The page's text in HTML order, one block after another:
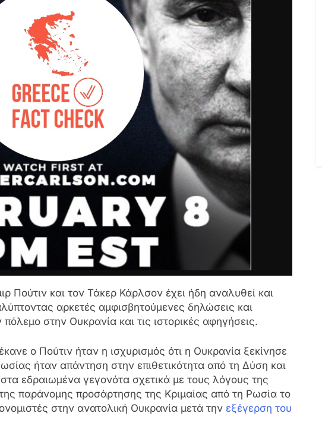
Πούτιν και τον Τάκερ Κάρλσον έχει ήδη αναλυθεί και
αρκετές αμφισβητούμενες δηλώσεις και
πόλεμο στην Ουκρανία και τις ιστορικές αφηγήσεις.
ο Πούτιν ήταν η ισχυρισμός ότι η Ουκρανία ξεκίνησε
ήταν απάντηση στην επιθετικότητα από τη Δύση και
στα εδραιωμένα γεγονότα σχετικά με τους λόγους της
παράνομης προσάρτησης της Κριμαίας από τη Ρωσία το
στην ανατολική Ουκρανία μετά την εξέγερση του